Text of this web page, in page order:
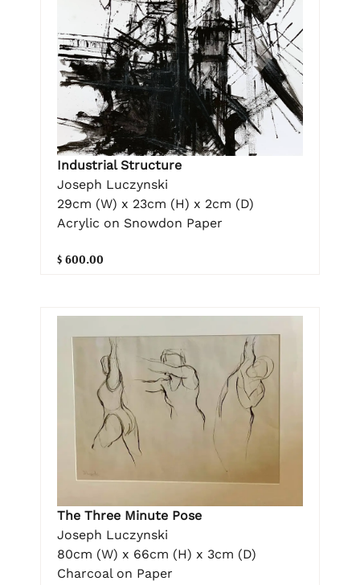
Industrial Structure
Joseph Luczynski
29cm (W) x 23cm (H) x 2cm (D)
Acrylic on Snowdon Paper
$ 600.00
The Three Minute Pose
Joseph Luczynski
80cm (W) x 66cm (H) x 3cm (D)
Charcoal on Paper